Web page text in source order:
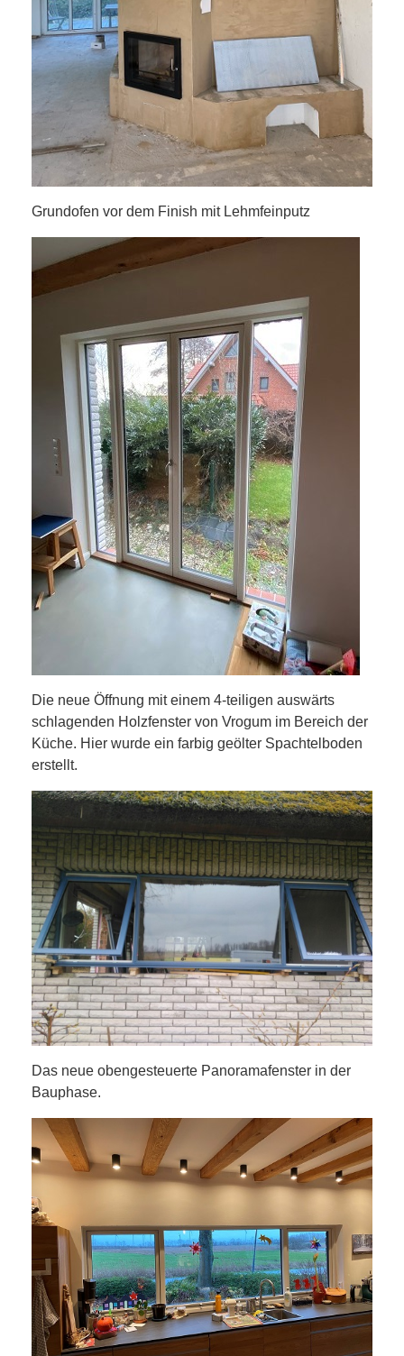
Grundofen vor dem Finish mit Lehmfeinputz
Die neue Öffnung mit einem 4-teiligen auswärts
schlagenden Holzfenster von Vrogum im Bereich der
Küche. Hier wurde ein farbig geölter Spachtelboden
erstellt.
Das neue obengesteuerte Panoramafenster in der
Bauphase.